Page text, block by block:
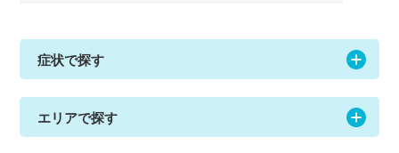
症状で探す
エリアで探す